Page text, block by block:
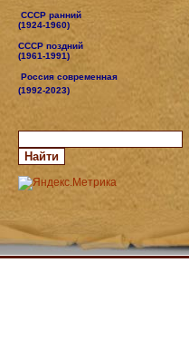
СССР ранний
(1924-1960)
СССР поздний
(1961-1991)
Россия современная
(1992-2023)